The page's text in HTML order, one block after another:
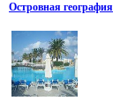
Островная география